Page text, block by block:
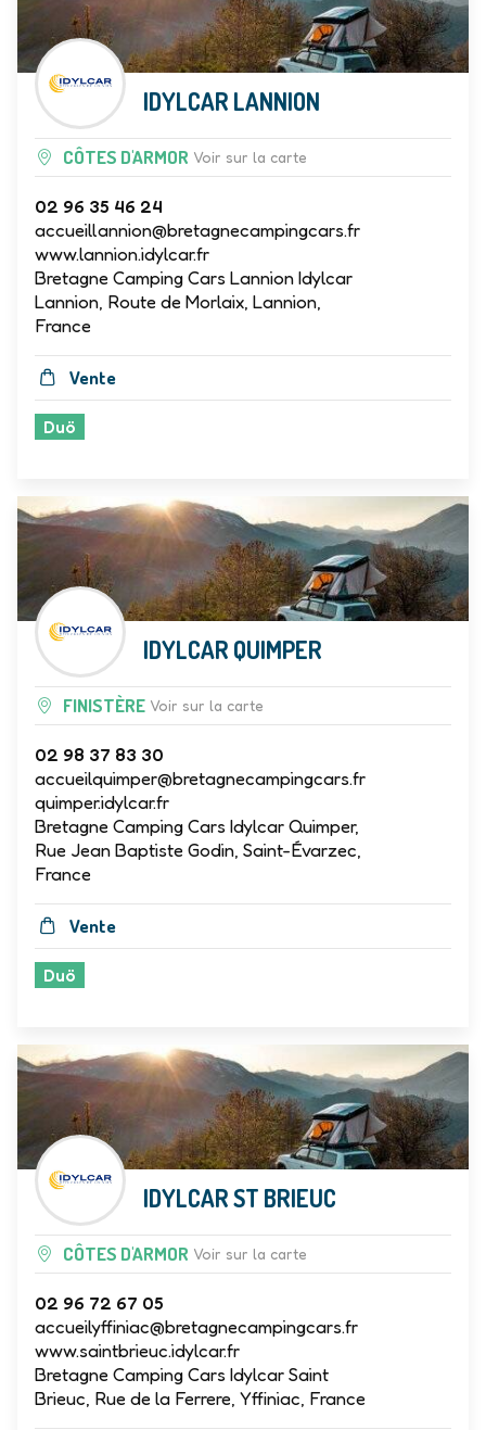
IDYLCAR LANNION
CÔTES D'ARMOR Voir sur la carte
02 96 35 46 24
accueillannion@bretagnecampingcars.fr
www.lannion.idylcar.fr
Bretagne Camping Cars Lannion Idylcar
Lannion, Route de Morlaix, Lannion,
France
Vente
Duö
IDYLCAR QUIMPER
FINISTÈRE Voir sur la carte
02 98 37 83 30
accueilquimper@bretagnecampingcars.fr
quimper.idylcar.fr
Bretagne Camping Cars Idylcar Quimper,
Rue Jean Baptiste Godin, Saint-Évarzec,
France
Vente
Duö
IDYLCAR ST BRIEUC
CÔTES D'ARMOR Voir sur la carte
02 96 72 67 05
accueilyffiniac@bretagnecampingcars.fr
www.saintbrieuc.idylcar.fr
Bretagne Camping Cars Idylcar Saint
Brieuc, Rue de la Ferrere, Yffiniac, France